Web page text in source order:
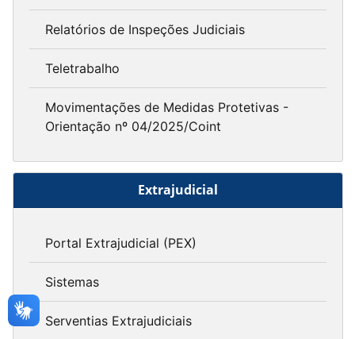
Relatórios de Inspeções Judiciais
Teletrabalho
Movimentações de Medidas Protetivas -
Orientação nº 04/2025/Coint
Extrajudicial
Portal Extrajudicial (PEX)
Sistemas
Serventias Extrajudiciais